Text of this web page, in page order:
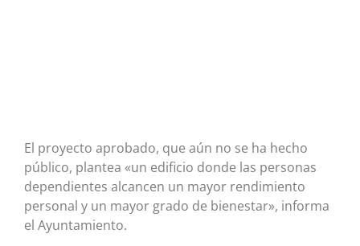
El proyecto aprobado, que aún no se ha hecho
público, plantea «un edificio donde las personas
dependientes alcancen un mayor rendimiento
personal y un mayor grado de bienestar», informa
el Ayuntamiento.